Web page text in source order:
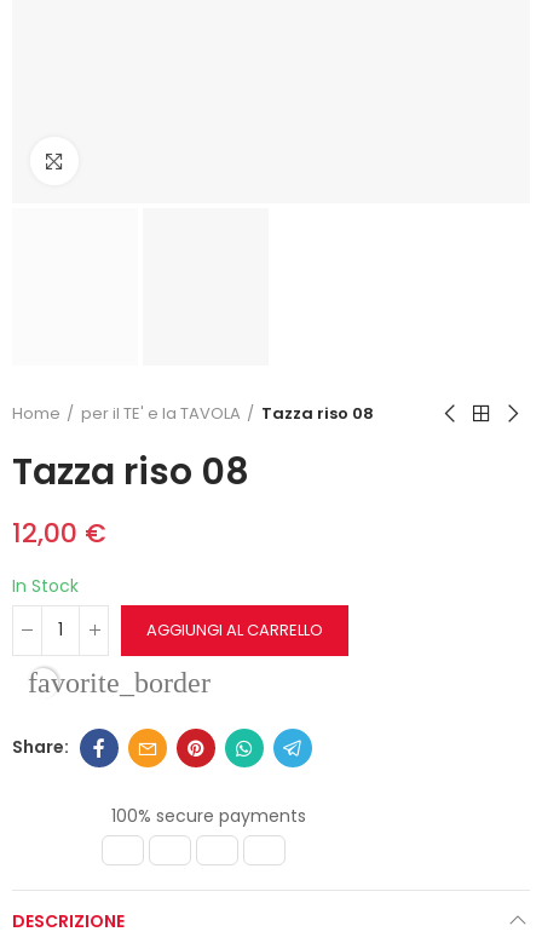
Home per il TE' e la TAVOLA Tazza riso 08
Tazza riso 08
12,00 €
In Stock
AGGIUNGI AL CARRELLO
favorite_border
100% secure payments
DESCRIZIONE